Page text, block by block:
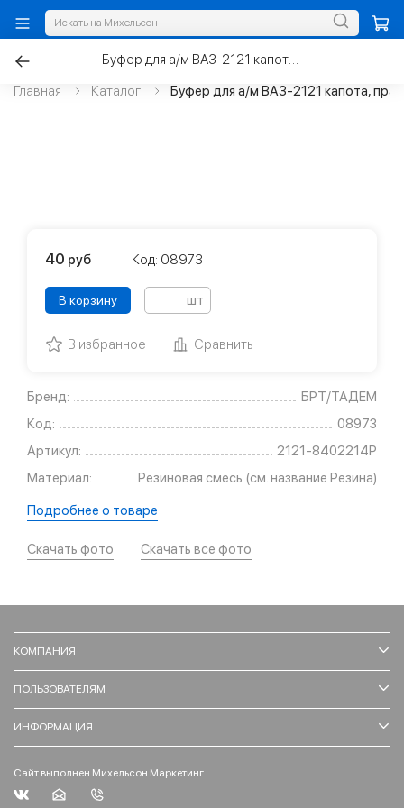
Главная Каталог Буфер для а/м ВАЗ-2121 капота,
Буфер для а/м ВАЗ-2121 капота, правый
Бренд:
БРТ/ТАДЕМ
Код:
08973
Артикул:
2121-8402214Р
Материал:
Резиновая смесь (см. название Резина)
Подробнее о товаре
Скачать фото Скачать все фото
40 руб Код: 08973
В корзину шт
В избранное Сравнить
КОМПАНИЯ
ПОЛЬЗОВАТЕЛЯМ
ИНФОРМАЦИЯ
Сайт выполнен Михельсон Маркетинг